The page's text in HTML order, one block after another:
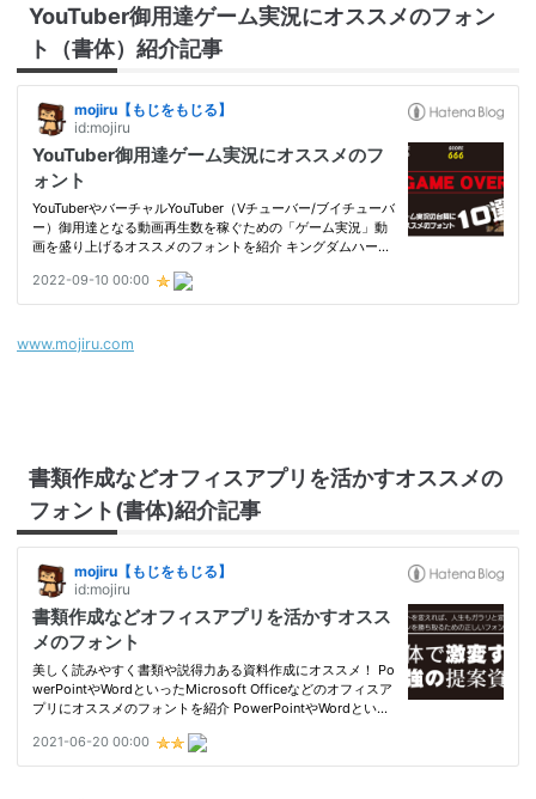
YouTuber御用達ゲーム実況にオススメのフォン
ト（書体）紹介記事
www.mojiru.com
書類作成などオフィスアプリを活かすオススメの
フォント(書体)紹介記事